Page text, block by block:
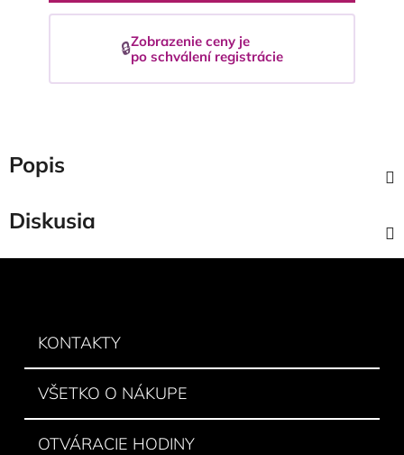
🔒Zobrazenie ceny je
po schválení registrácie
Popis
Diskusia
KONTAKTY
VŠETKO O NÁKUPE
OTVÁRACIE HODINY